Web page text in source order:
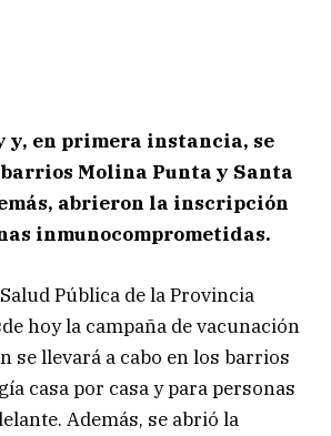
y, en primera instancia, se
Molina Punta y Santa
abrieron la inscripción
inmunocomprometidas.
Pública de la Provincia
hoy la campaña de vacunación
se llevará a cabo en los barrios
casa por casa y para personas
Además, se abrió la